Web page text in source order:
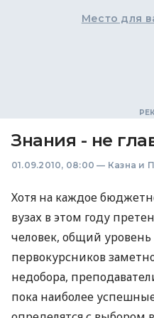
Место для
Знания - не
01.09.2010, 08:00 — Казна и
Хотя на каждое
вузах в этом году
человек, общий
первокурсников
недобора,
пока наиболее